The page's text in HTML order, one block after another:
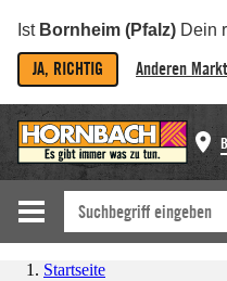
Ist Bornheim (Pfalz) Dein
JA, RICHTIG Anderen
Startseite